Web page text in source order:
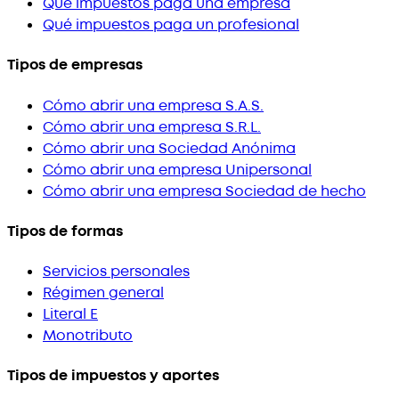
Qué impuestos paga un profesional
Tipos de empresas
Cómo abrir una empresa S.A.S.
Cómo abrir una empresa S.R.L.
Cómo abrir una Sociedad Anónima
Cómo abrir una empresa Unipersonal
Cómo abrir una empresa Sociedad de hecho
Tipos de formas
Servicios personales
Régimen general
Literal E
Monotributo
Tipos de impuestos y aportes